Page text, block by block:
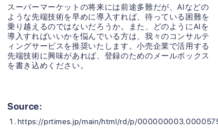
スーパーマーケットの将来には前途多難だが、AIなどの
ような先端技術を早めに導入すれば、待っている困難を
乗り越えるのではないだろうか。また、どのようにAIを
導入すればいいかを悩んでいる方は、我々のコンサルテ
ィングサービスを推奨いたします。小売企業で活用する
先端技術に興味があれば、登録のためのメールボックス
を書き込めください。
Source:
https://prtimes.jp/main/html/rd/p/